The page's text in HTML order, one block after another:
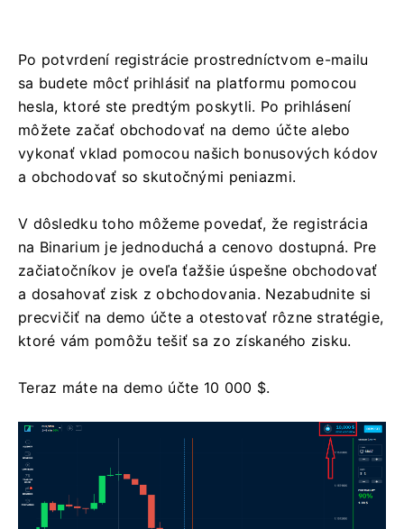
Po potvrdení registrácie prostredníctvom e-mailu
sa budete môcť prihlásiť na platformu pomocou
hesla, ktoré ste predtým poskytli. Po prihlásení
môžete začať obchodovať na demo účte alebo
vykonať vklad pomocou našich bonusových kódov
a obchodovať so skutočnými peniazmi.
V dôsledku toho môžeme povedať, že registrácia
na Binarium je jednoduchá a cenovo dostupná. Pre
začiatočníkov je oveľa ťažšie úspešne obchodovať
a dosahovať zisk z obchodovania. Nezabudnite si
precvičiť na demo účte a otestovať rôzne stratégie,
ktoré vám pomôžu tešiť sa zo získaného zisku.
Teraz máte na demo účte 10 000 $.